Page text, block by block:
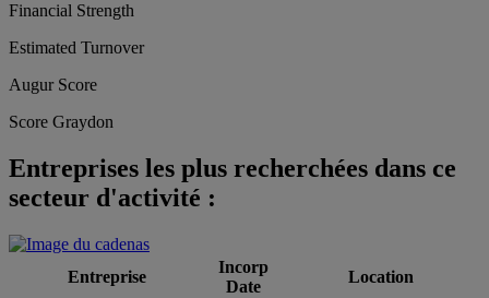
Financial Strength
Estimated Turnover
Augur Score
Score Graydon
Entreprises les plus recherchées dans ce
secteur d'activité :
Entreprise
Incorp
Date
Location